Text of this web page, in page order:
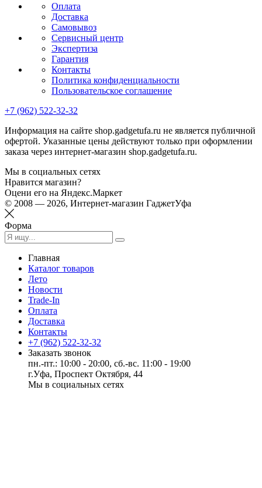
Оплата
Доставка
Самовывоз
Сервисный центр
Экспертиза
Гарантия
Контакты
Политика конфиденциальности
Пользовательское соглашение
+7 (962) 522-32-32
Информация на сайте shop.gadgetufa.ru не является публичной
офертой. Указанные цены действуют только при оформлении
заказа через интернет-магазин shop.gadgetufa.ru.
Мы в социальных сетях
Нравится магазин?
Оцени его на Яндекс.Маркет
© 2008 — 2026, Интернет-магазин ГаджетУфа
Форма
Главная
Каталог товаров
Лето
Новости
Trade-In
Оплата
Доставка
Контакты
+7 (962) 522-32-32
Заказать звонок
пн.-пт.: 10:00 - 20:00, сб.-вс. 11:00 - 19:00
г.Уфа, Проспект Октября, 44
Мы в социальных сетях